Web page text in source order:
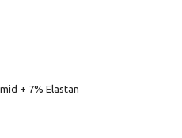
+ 7% Elastan